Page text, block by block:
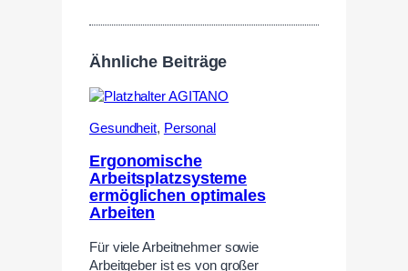
Ähnliche Beiträge
Gesundheit, Personal
Ergonomische
Arbeitsplatzsysteme
ermöglichen optimales
Arbeiten
Für viele Arbeitnehmer sowie
Arbeitgeber ist es von großer